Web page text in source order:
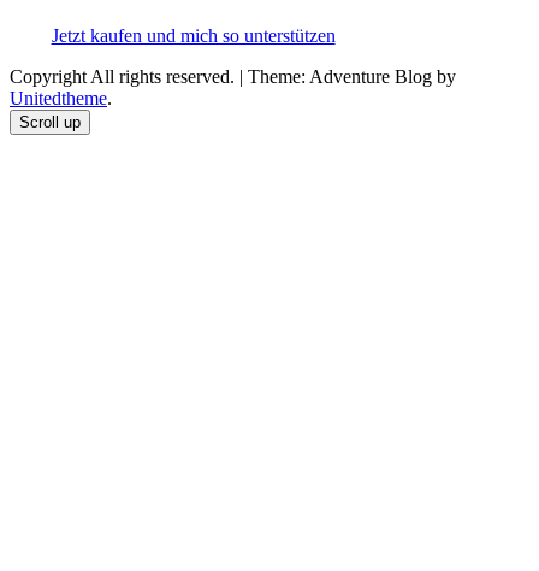
Jetzt kaufen und mich so unterstützen
Copyright All rights reserved. | Theme: Adventure Blog by
Unitedtheme.
Scroll up